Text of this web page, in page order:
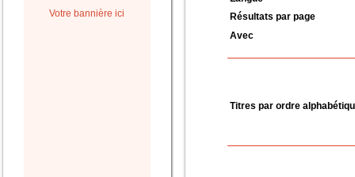
Votre bannière ici
Résultats par page
Avec
Titres par ordre